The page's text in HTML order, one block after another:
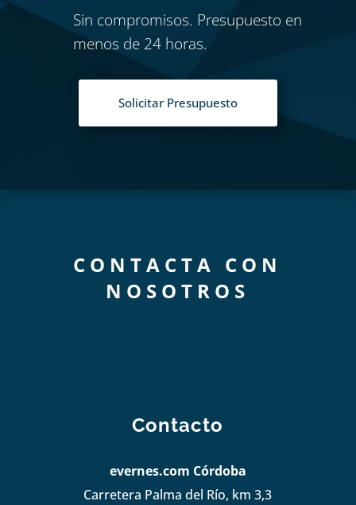
Sin compromisos. Presupuesto en
menos de 24 horas.
Solicitar Presupuesto
CONTACTA CON
NOSOTROS
Contacto
evernes.com Córdoba
Carretera Palma del Río, km 3,3